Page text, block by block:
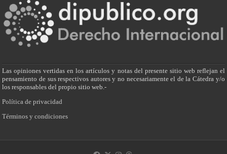
Las opiniones vertidas en los artículos y notas del presente sitio web reflejan el
pensamiento de sus respectivos autores y no necesariamente el de la Cátedra y/o
los responsables del propio sitio web.-
Política de privacidad
Términos y condiciones